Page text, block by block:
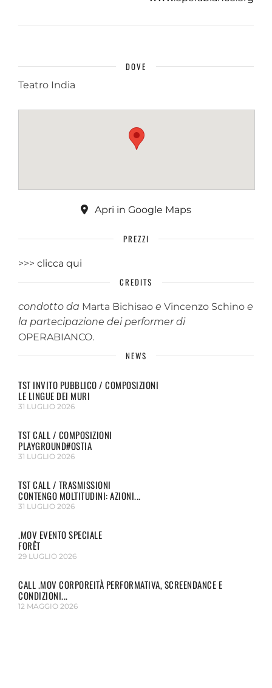
DOVE
Teatro India
Apri in Google Maps
PREZZI
>>> clicca qui
CREDITS
condotto da Marta Bichisao e Vincenzo Schino e
la partecipazione dei performer di
OPERABIANCO.
NEWS
TST INVITO PUBBLICO / COMPOSIZIONI
LE LINGUE DEI MURI
31 LUGLIO 2026
TST CALL / COMPOSIZIONI
PLAYGROUND#OSTIA
31 LUGLIO 2026
TST CALL / TRASMISSIONI
CONTENGO MOLTITUDINI: AZIONI...
31 LUGLIO 2026
.MOV EVENTO SPECIALE
FORÊT
29 LUGLIO 2026
CALL .MOV CORPOREITÀ PERFORMATIVA, SCREENDANCE E
CONDIZIONI...
12 MAGGIO 2026